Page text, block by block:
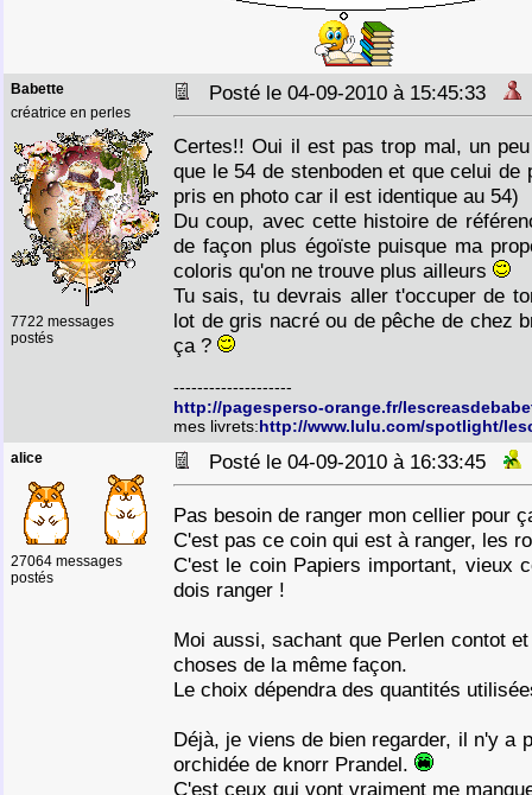
Babette
créatrice en perles
7722 messages
postés
Posté le 04-09-2010 à 15:45:33
Certes!! Oui il est pas trop mal, un
que le 54 de stenboden et que celui
pris en photo car il est identique au 54)
Du coup, avec cette histoire de
de façon plus égoïste puisque ma
coloris qu'on ne trouve plus ailleurs
Tu sais, tu devrais aller t'occuper de
lot de gris nacré ou de pêche de chez
ça ?
--------------------
http://pagesperso-orange.fr/
mes livrets:http://www.lulu.com/spotlight/
alice
27064 messages
postés
Posté le 04-09-2010 à 16:33:45
Pas besoin de ranger mon cellier pour
C'est pas ce coin qui est à ranger, les
C'est le coin Papiers important, vieux
dois ranger !
Moi aussi, sachant que Perlen contot
choses de la même façon.
Le choix dépendra des quantités
Déjà, je viens de bien regarder, il n'y a
orchidée de knorr Prandel.
C'est ceux qui vont vraiment me